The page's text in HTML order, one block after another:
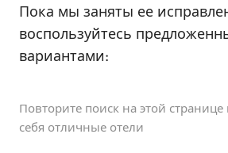
Пока мы заняты ее
воспользуйтесь
вариантами:
Повторите поиск на этой странице
себя отличные отели